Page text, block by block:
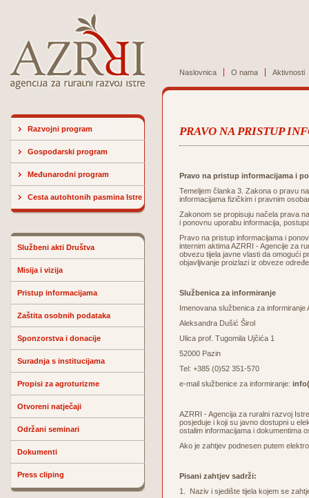
Naslovnica O nama Aktivnosti
Razvojni program
Gospodarski program
Međunarodni program
Cesta autohtonih pasmina Istre
Službeni akti Društva
Misija i vizija
Pristup informacijama
Zaštita osobnih podataka
Sponzorstva i donacije
Suradnja s institucijama
Propisi za agroturizme
Otvoreni natječaji
Održani seminari
Dokumenti
Press cliping
PRAVO NA PRISTUP
Pravo na pristup informacijama i
Temeljem članka 3. Zakona o pravu
informacijama fizičkim i pravnim
Zakonom se propisuju načela prava
i ponovnu uporabu informacija,
Pravo na pristup informacijama i
internim aktima AZRRI - Agencije za
obvezu tijela javne vlasti da omogući
objavljivanje proizlazi iz obveze
Službenica za informiranje
Imenovana službenica za
Aleksandra Dušić Širol
Ulica prof. Tugomila Ujčića 1
52000 Pazin
Tel: +385 (0)52 351-570
e-mail službenice za informiranje:
AZRRI - Agencija za ruralni razvoj
posjeduje i koji su javno dostupni u
ostalim informacijama i dokumentima
Ako je zahtjev podnesen putem
Pisani zahtjev sadrži:
1. Naziv i sjedište tijela kojem se